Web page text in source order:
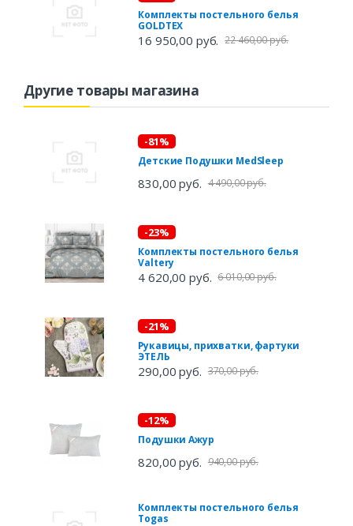
Комплекты постельного белья
GOLDTEX
16 950,00 руб. 22 460,00 руб.
Другие товары магазина
-81%
Детские Подушки MedSleep
830,00 руб. 4 490,00 руб.
-23%
Комплекты постельного белья
Valtery
4 620,00 руб. 6 010,00 руб.
-21%
Рукавицы, прихватки, фартуки
ЭТЕЛЬ
290,00 руб. 370,00 руб.
-12%
Подушки Ажур
820,00 руб. 940,00 руб.
Комплекты постельного белья
Togas